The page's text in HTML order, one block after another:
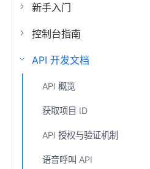
新手入门
控制台指南
API 开发文档
API 概览
获取项目 ID
API 授权与验证机制
语音呼叫 API